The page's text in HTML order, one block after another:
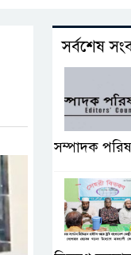
সর্বশেষ
সম্পাদক